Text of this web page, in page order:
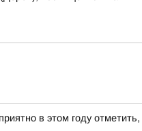
в этом году отметить,